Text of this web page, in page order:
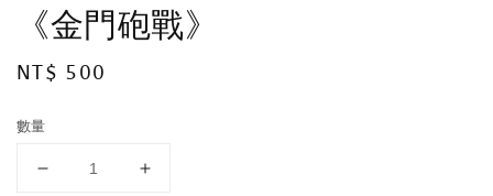
《金門砲戰》
Regular
NT$ 500
數量